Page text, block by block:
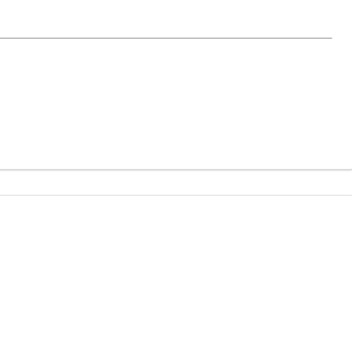
incarne parfaitement l’art de vivre en bord de mer.
qui sublime chaque espace.
aménagée et équipée, s’intègre avec élégance pour un
lieu unique, à deux pas de la mer.